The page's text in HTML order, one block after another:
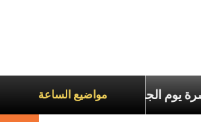
مواضيع الساعة
عناوين نشرة يوم الجمعة 7 آب 2026: السلام يُبنى بصبر يومًا بعد يوم